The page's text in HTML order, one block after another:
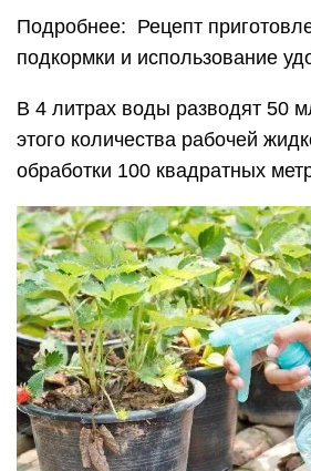
Подробнее: Рецепт
подкормки и использование
В 4 литрах воды разводят 50
этого количества рабочей
обработки 100 квадратных